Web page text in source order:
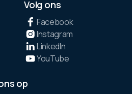
Volg ons
Facebook
Instagram
LinkedIn
YouTube
op